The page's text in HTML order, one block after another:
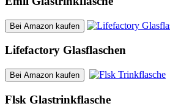
Bei Amazon kaufen
Lifefactory Glasflaschen
Bei Amazon kaufen
Flsk Glastrinkflasche